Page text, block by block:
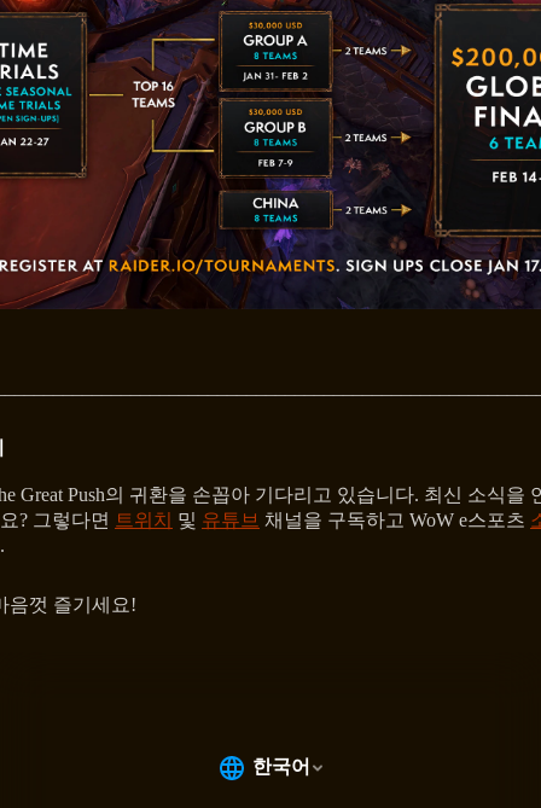
Great Push의 귀환을 손꼽아 기다리고 있습니다. 최신 소식을
? 그렇다면 트위치 및 유튜브 채널을 구독하고 WoW e스포츠
음껏 즐기세요!